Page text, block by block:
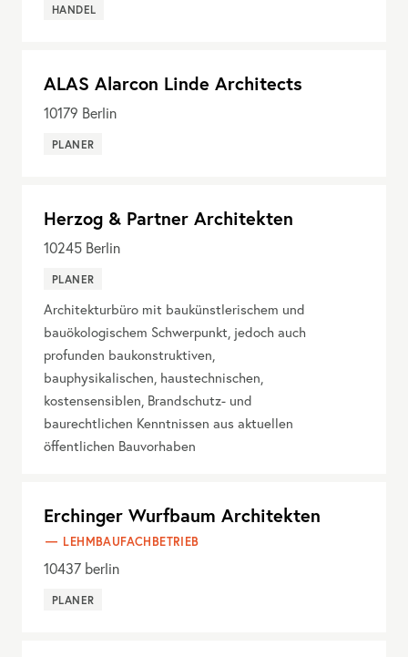
HANDEL
ALAS Alarcon Linde Architects
10179 Berlin
PLANER
Herzog & Partner Architekten
10245 Berlin
PLANER
Architekturbüro mit baukünstlerischem und
bauökologischem Schwerpunkt, jedoch auch
profunden baukonstruktiven,
bauphysikalischen, haustechnischen,
kostensensiblen, Brandschutz- und
baurechtlichen Kenntnissen aus aktuellen
öffentlichen Bauvorhaben
Erchinger Wurfbaum Architekten
LEHMBAUFACHBETRIEB
10437 berlin
PLANER